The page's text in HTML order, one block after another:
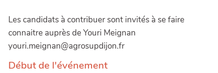
Les candidats à contribuer sont invités à se faire
connaitre auprès de Youri Meignan
youri.meignan@agrosupdijon.fr
Début de l'événement